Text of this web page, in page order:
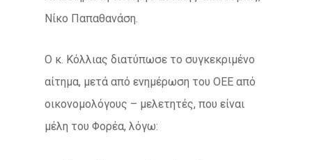
Νίκο Παπαθανάση.
Ο κ. Κόλλιας διατύπωσε το συγκεκριμένο
αίτημα, μετά από ενημέρωση του ΟΕΕ από
οικονομολόγους – μελετητές, που είναι
μέλη του Φορέα, λόγω: